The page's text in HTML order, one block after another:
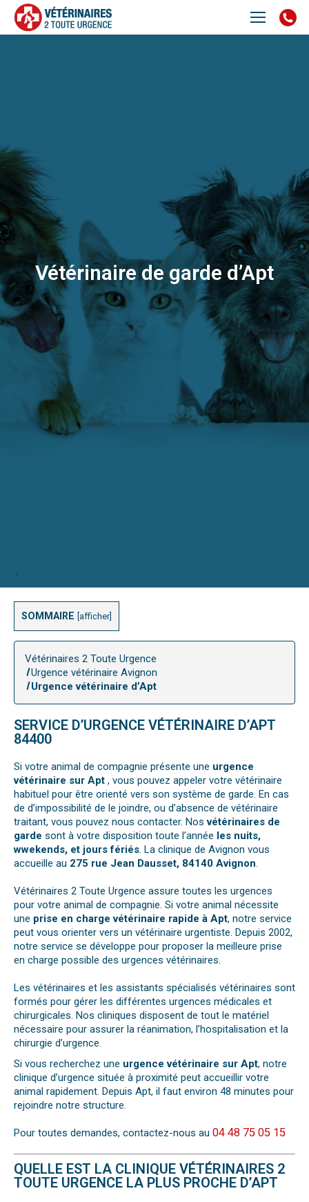
SOMMAIRE afficher
Vétérinaire de garde d’Apt
Vétérinaires 2 Toute Urgence
Urgence vétérinaire Avignon
Urgence vétérinaire d’Apt
SERVICE D’URGENCE VÉTÉRINAIRE D’APT
84400
Si votre animal de compagnie présente une urgence
vétérinaire sur Apt , vous pouvez appeler votre vétérinaire
habituel pour être orienté vers son système de garde. En cas
de d’impossibilité de le joindre, ou d’absence de vétérinaire
traitant, vous pouvez nous contacter. Nosvétérinaires de
garde sont à votre disposition toute l’année les nuits,
wwekends, et jours fériés. La clinique de Avignon vous
accueille au 275 rue Jean Dausset, 84140 Avignon.
Vétérinaires 2 Toute Urgence assure toutes les urgences
pour votre animal de compagnie. Si votre animal nécessite
une prise en charge vétérinaire rapide à Apt, notre service
peut vous orienter vers un vétérinaire urgentiste. Depuis 2002,
notre service se développe pour proposer la meilleure prise
en charge possible des urgences vétérinaires.
Les vétérinaires et les assistants spécialisés vétérinaires sont
formés pour gérer les différentes urgences médicales et
chirurgicales. Nos cliniques disposent de tout le matériel
nécessaire pour assurer la réanimation, l’hospitalisation et la
chirurgie d’urgence.
Si vous recherchez une urgence vétérinaire sur Apt, notre
clinique d’urgence située à proximité peut accueillir votre
animal rapidement. Depuis Apt, il faut environ 48 minutes pour
rejoindre notre structure.
Pour toutes demandes, contactez-nous au 04 48 75 05 15
QUELLE EST LA CLINIQUE VÉTÉRINAIRES 2
TOUTE URGENCE LA PLUS PROCHE D’APT